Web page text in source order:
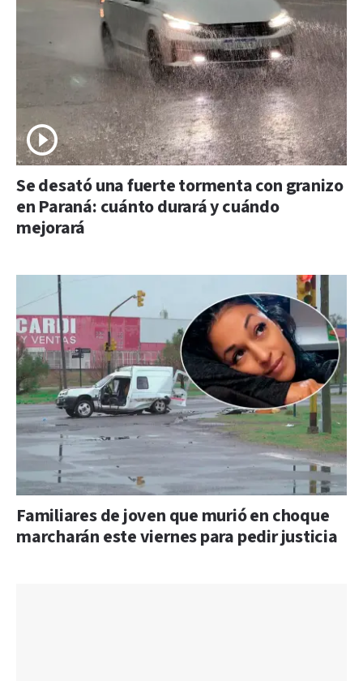
Se desató una fuerte tormenta con granizo
en Paraná: cuánto durará y cuándo
mejorará
Familiares de joven que murió en choque
marcharán este viernes para pedir justicia